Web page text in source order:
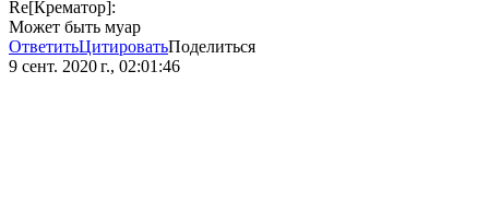
Re[Крематор]:
Может быть муар
ОтветитьЦитироватьПоделиться
9 сент. 2020 г., 02:01:46